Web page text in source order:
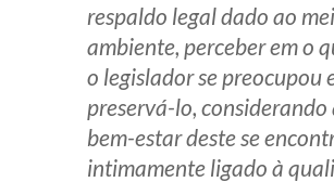
Zênite Online
Zênite in Company
Diferenciais
respaldo legal dado ao
ambiente, perceber em o
o legislador se preocupou
preservá-lo, considerando
bem-estar deste se
intimamente ligado à